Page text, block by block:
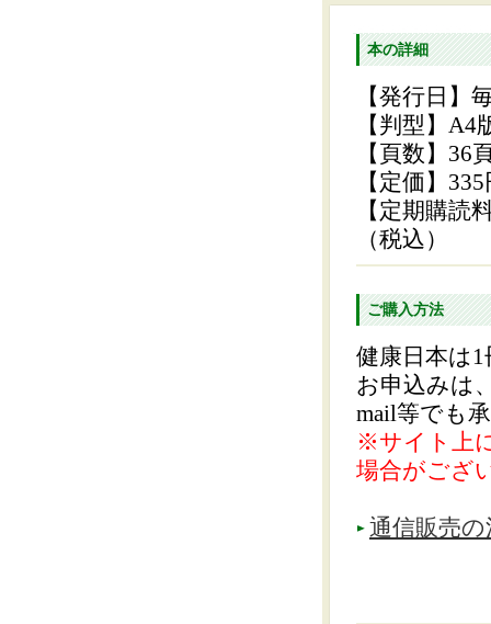
本の詳細
【発行日】
【判型】A4
【頁数】36
【定価】
【定期購読
（税込）
ご購入方法
健康日本は
お申込みは
mail等でも
※サイト上
場合がござ
通信販売